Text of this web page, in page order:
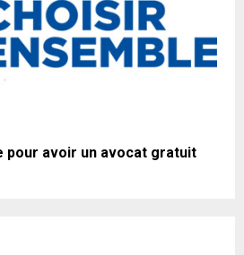
pour avoir un avocat gratuit